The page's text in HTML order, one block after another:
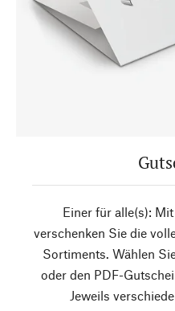
Einer für alle(s):
verschenken Sie die
Sortiments. Wählen
oder den PDF-
Jeweils